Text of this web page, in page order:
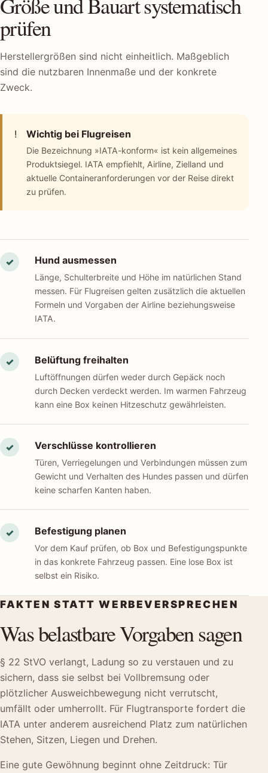
prüfen
Herstellergrößen sind nicht einheitlich. Maßgeblich
sind die nutzbaren Innenmaße und der konkrete
Zweck.
! Wichtig bei Flugreisen
Die Bezeichnung »IATA-konform« ist kein allgemeines
Produktsiegel. IATA empfiehlt, Airline, Zielland und
aktuelle Containeranforderungen vor der Reise direkt
zu prüfen.
✓ Hund ausmessen
Länge, Schulterbreite und Höhe im natürlichen Stand
messen. Für Flugreisen gelten zusätzlich die aktuellen
Formeln und Vorgaben der Airline beziehungsweise
IATA.
✓ Belüftung freihalten
Luftöffnungen dürfen weder durch Gepäck noch
durch Decken verdeckt werden. Im warmen Fahrzeug
kann eine Box keinen Hitzeschutz gewährleisten.
✓ Verschlüsse kontrollieren
Türen, Verriegelungen und Verbindungen müssen zum
Gewicht und Verhalten des Hundes passen und dürfen
keine scharfen Kanten haben.
✓ Befestigung planen
Vor dem Kauf prüfen, ob Box und Befestigungspunkte
in das konkrete Fahrzeug passen. Eine lose Box ist
selbst ein Risiko.
FAKTEN STATT WERBEVERSPRECHEN
Was belastbare Vorgaben sagen
§ 22 StVO verlangt, Ladung so zu verstauen und zu
sichern, dass sie selbst bei Vollbremsung oder
plötzlicher Ausweichbewegung nicht verrutscht,
umfällt oder umherrollt. Für Flugtransporte fordert die
IATA unter anderem ausreichend Platz zum natürlichen
Stehen, Sitzen, Liegen und Drehen.
Eine gute Gewöhnung beginnt ohne Zeitdruck: Tür